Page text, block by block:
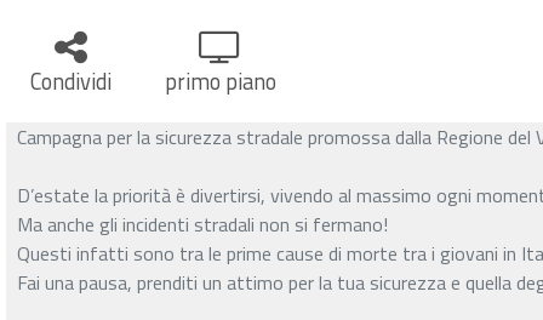
Condividi primo piano
Campagna per la sicurezza stradale promossa dalla Regione del
D’estate la priorità è divertirsi, vivendo al massimo ogni
Ma anche gli incidenti stradali non si fermano!
Questi infatti sono tra le prime cause di morte tra i giovani in
Fai una pausa, prenditi un attimo per la tua sicurezza e quella